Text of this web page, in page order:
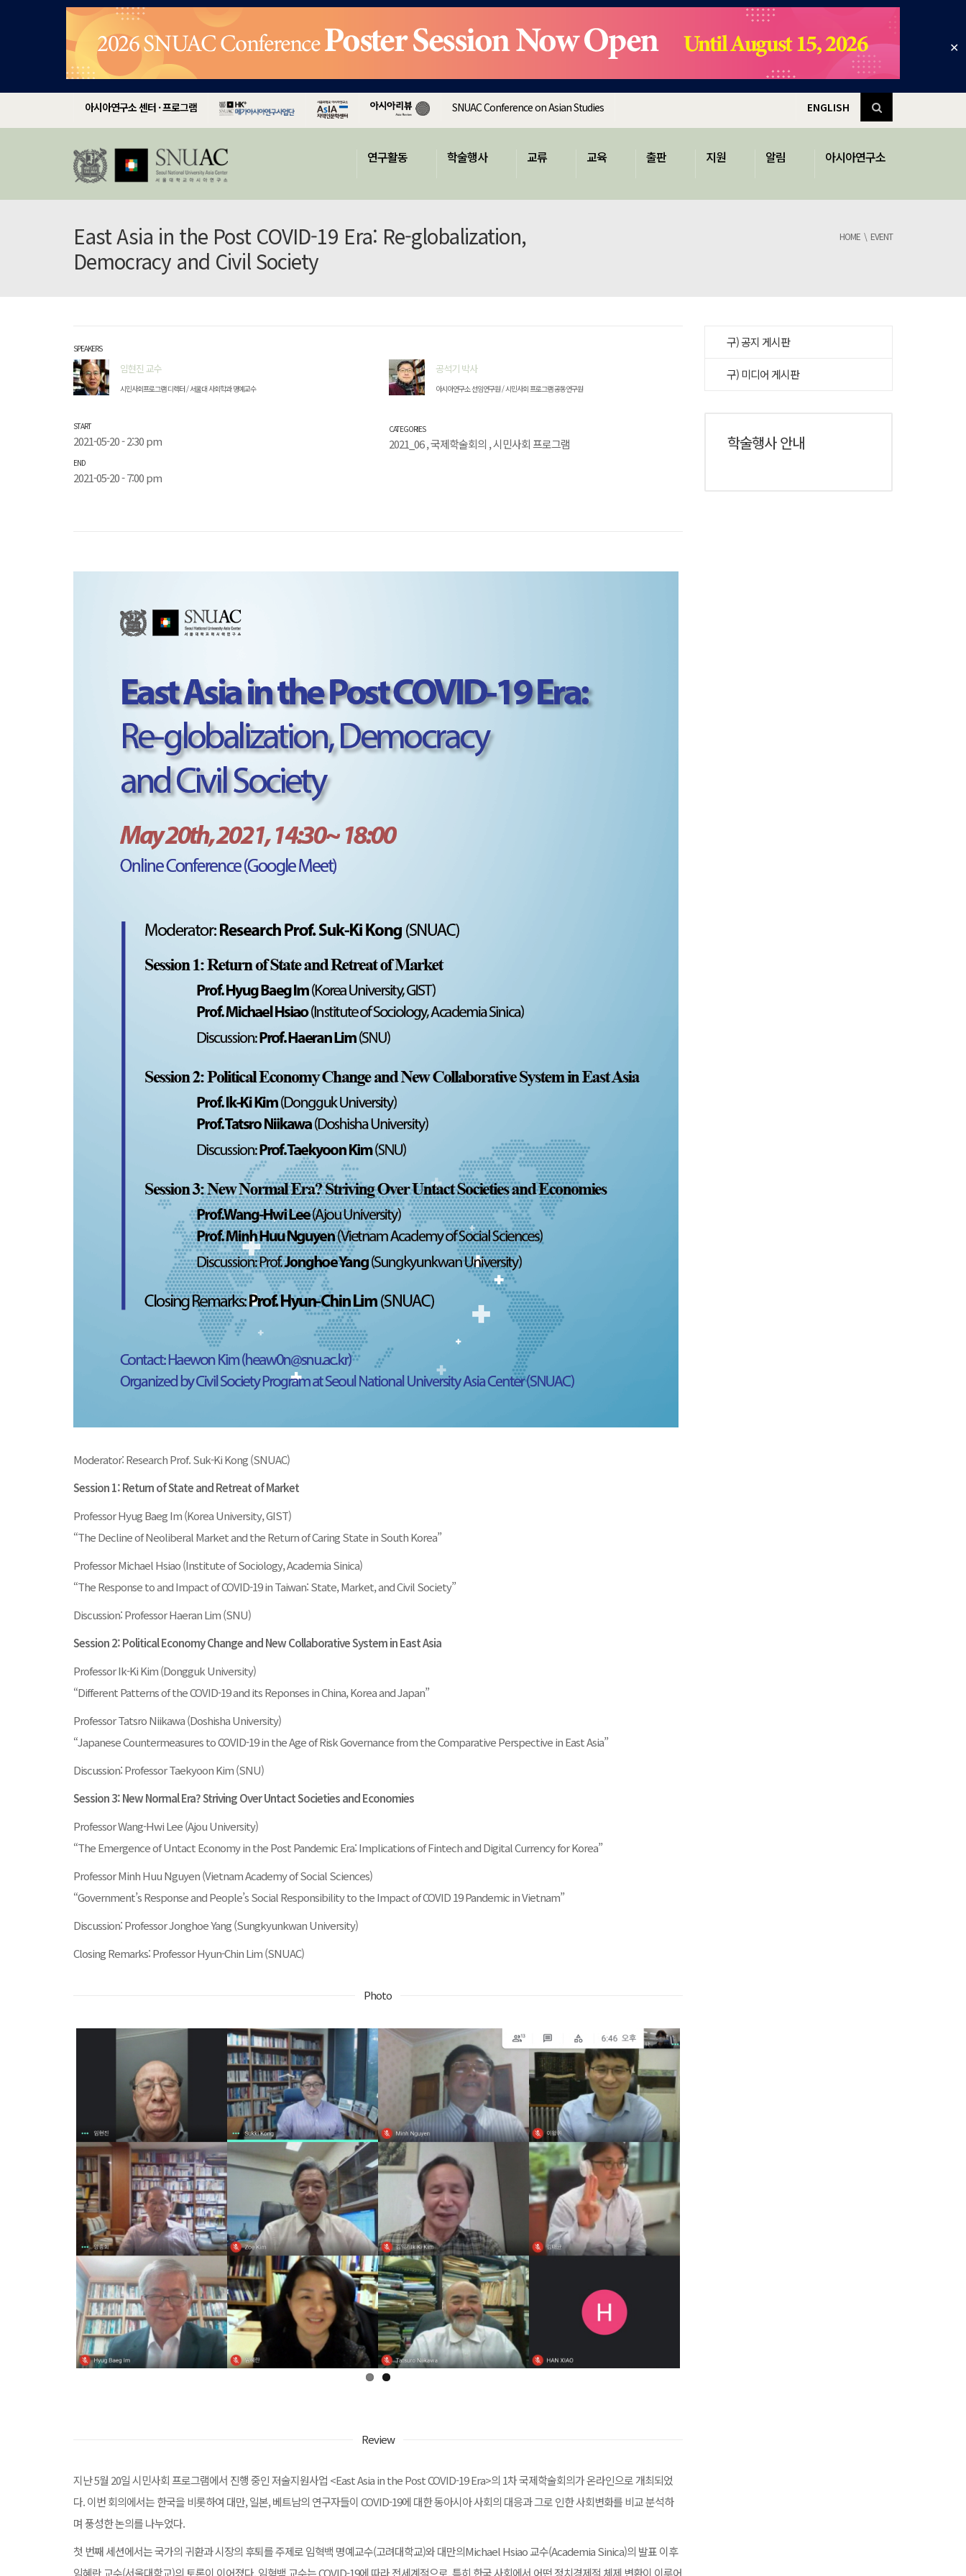
✕
아시아연구소 센터 · 프로그램 SNUAC Conference on Asian Studies ENGLISH
연구활동 학술행사 교류 교육 출판 지원 알림 아시아연구소
East Asia in the Post COVID-19 Era: Re-globalization,
Democracy and Civil Society
HOME EVENT
SPEAKERS
임현진 교수
시민사회프로그램 디렉터 / 서울대 사회학과 명예교수
공석기 박사
아시아연구소 선임연구원 / 시민사회 프로그램 공동연구원
START
2021-05-20 - 2:30 pm
END
2021-05-20 - 7:00 pm
CATEGORIES
2021_06,국제학술회의 ,시민사회 프로그램
Moderator: Research Prof. Suk-Ki Kong (SNUAC)
Session 1: Return of State and Retreat of Market
Professor Hyug Baeg Im (Korea University, GIST)
“The Decline of Neoliberal Market and the Return of Caring State in South Korea”
Professor Michael Hsiao (Institute of Sociology, Academia Sinica)
“The Response to and Impact of COVID-19 in Taiwan: State, Market, and Civil Society”
Discussion: Professor Haeran Lim (SNU)
Session 2: Political Economy Change and New Collaborative System in East Asia
Professor Ik-Ki Kim (Dongguk University)
“Different Patterns of the COVID-19 and its Reponses in China, Korea and Japan”
Professor Tatsro Niikawa (Doshisha University)
“Japanese Countermeasures to COVID-19 in the Age of Risk Governance from the Comparative Perspective in East Asia”
Discussion: Professor Taekyoon Kim (SNU)
Session 3: New Normal Era? Striving Over Untact Societies and Economies
Professor Wang-Hwi Lee (Ajou University)
“The Emergence of Untact Economy in the Post Pandemic Era: Implications of Fintech and Digital Currency for Korea”
Professor Minh Huu Nguyen (Vietnam Academy of Social Sciences)
“Government’s Response and People’s Social Responsibility to the Impact of COVID 19 Pandemic in Vietnam”
Discussion: Professor Jonghoe Yang (Sungkyunkwan University)
Closing Remarks: Professor Hyun-Chin Lim (SNUAC)
Photo
Review
지난 5월 20일 시민사회 프로그램에서 진행 중인 저술지원사업 <East Asia in the Post COVID-19 Era>의 1차 국제학술회의가 온라인으로 개최되었
다. 이번 회의에서는 한국을 비롯하여 대만, 일본, 베트남의 연구자들이 COVID-19에 대한 동아시아 사회의 대응과 그로 인한 사회변화를 비교 분석하
며 풍성한 논의를 나누었다.
첫 번째 세션에서는 국가의 귀환과 시장의 후퇴를 주제로 임혁백 명예교수(고려대학교)와 대만의Michael Hsiao 교수(Academia Sinica)의 발표 이후
임혜란 교수(서울대학교)의 토론이 이어졌다. 임혁백 교수는 COVID-19에 따라 전세계적으로, 특히 한국 사회에서 어떤 정치경제적 체제 변환이 이루어
구) 공지 게시판
구) 미디어 게시판
학술행사 안내